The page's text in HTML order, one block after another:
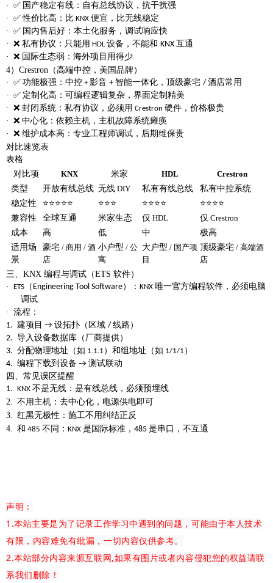
· ✅ 国产稳定有线 ：自有总线协议，抗干扰强
· ✅性价比高 ：比 KNX 便宜，比无线稳定
· ✅ 国内售后好 ：本土化服务，调试响应快
· ❌ 私有协议 ：只能用 HDL设备，不能和 KNX 互通
· ❌ 国际生态弱 ：海外项目用得少
4）Crestron（高端中控，美国品牌）
· ✅ 功能极强 ：中控 +影音 + 智能一体化，顶级豪宅 / 酒店常用
· ✅ 定制化高 ：可编程逻辑复杂，界面定制精美
· ❌ 封闭系统 ：私有协议， 必须用 Crestron 硬件 ，价格极贵
· ❌ 中心化 ：依赖主机，主机故障系统瘫痪
· ❌ 维护成本高 ：专业工程师调试，后期维保贵
对比速览表
表格
对比项
KNX 米家 HDL Crestron
类型 开放有线总线 无线 DIY 私有有线总线
私有中控系统
稳定性
⭐⭐⭐⭐⭐ ⭐⭐⭐ ⭐⭐⭐⭐
⭐⭐⭐⭐
兼容性
全球互通 米家生态 仅 HDL 仅 Crestron
成本 高 低 中
极高
适用场
景
豪宅 / 商用 / 酒
店
小户型 / 公
寓
大户型 / 国产项
目
顶级豪宅 / 高端酒
店
三、 KNX 编程与调试（ETS 软件）
·
ETS （ Engineering Tool Software） ： KNX 唯一官方编程软件， 必须电脑
调试
· 流程：
1. 建项目 → 设拓扑（区域 / 线路）
2. 导入设备数据库（厂商提供）
3. 分配物理地址 （如 1.1.1 ）和组地址 （如 1/1/1 ）
4. 编程下载到设备 → 测试联动
四、常见误区提醒
1.
KNX 不是无线 ：是有线总线，必须预埋线
2. 不用主机 ：去中心化，电源供电即可
3. 红黑无极性 ：施工不用纠结正反
4. 和 485 不同 ： KNX 是国际标准， 485 是串口，不互通
声明：
1.本站主要是为了记录工作学习中遇到的问题，可能由于本人技术
有限，内容难免有纰漏，一切内容仅供参考。
2.本站部分内容来源互联网,如果有图片或者内容侵犯您的权益请联
系我们删除！